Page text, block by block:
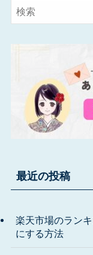
最近の投稿
楽天市場のラン
にする方法